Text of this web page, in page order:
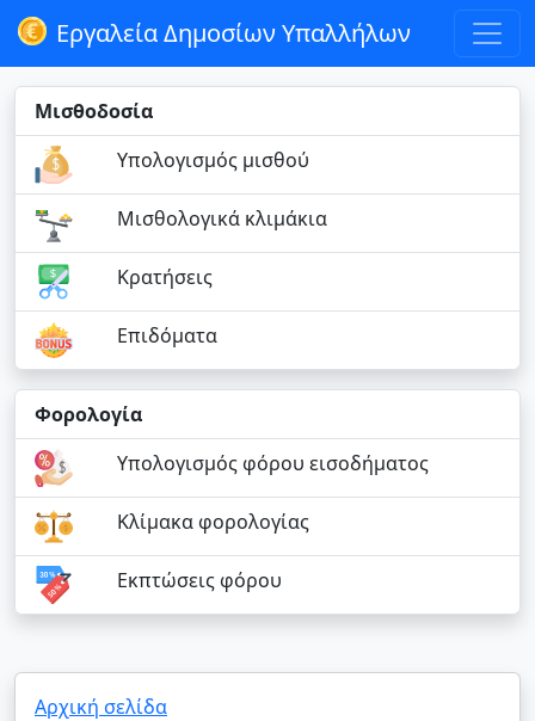
Εργαλεία Δημοσίων Υπαλλήλων
Μισθοδοσία
Υπολογισμός μισθού
Μισθολογικά κλιμάκια
Κρατήσεις
Επιδόματα
Φορολογία
Υπολογισμός φόρου εισοδήματος
Κλίμακα φορολογίας
Εκπτώσεις φόρου
Αρχική σελίδα